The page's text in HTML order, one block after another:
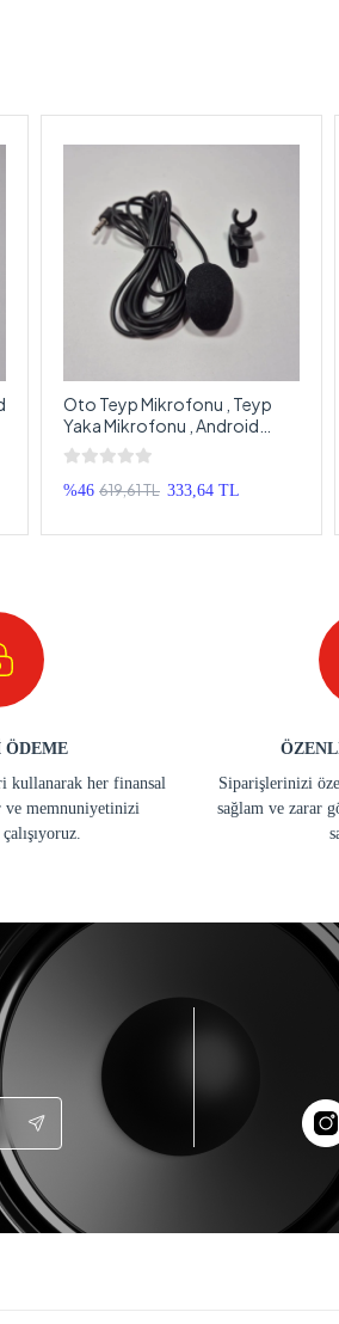
Oto Teyp Mikrofonu , Teyp
Yaka Mikrofonu , Android
Teyplere de uyumlu Teyp
Mikrofonu
%46 619,61 TL 333,64 TL
ÖDEME
kullanarak her finansal
ve memnuniyetinizi
Siparişlerinizi
sağlam ve zarar